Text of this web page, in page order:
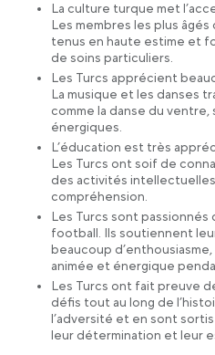
La culture turque met
Les membres les plus
tenus en haute estime et
de soins particuliers.
Les Turcs apprécient
La musique et les danses
comme la danse du
énergiques.
L’éducation est très
Les Turcs ont soif de
des activités
compréhension.
Les Turcs sont
football. Ils soutiennent
beaucoup
animée et énergique
Les Turcs ont fait preuve
défis tout au long de
l’adversité et en sont
leur détermination et leur